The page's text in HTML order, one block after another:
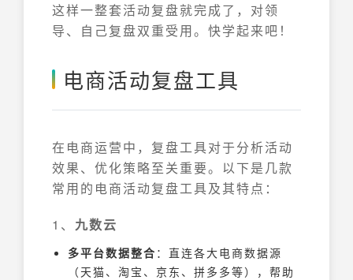
这样一整套活动复盘就完成了，对领
导、自己复盘双重受用。快学起来吧！
电商活动复盘工具
在电商运营中，复盘工具对于分析活动
效果、优化策略至关重要。以下是几款
常用的电商活动复盘工具及其特点：
1、 九数云
多平台数据整合 ：直连各大电商数据源
（天猫、淘宝、京东、拼多多等），帮助